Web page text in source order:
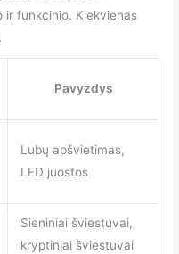
ir funkcinio. Kiekvienas
Pavyzdys
Lubų apšvietimas,
LED juostos
Sieniniai šviestuvai,
kryptiniai šviestuvai